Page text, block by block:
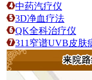
中药汽疗仪
3D净血疗法
QK全科治疗仪
311窄谱UVB皮肤